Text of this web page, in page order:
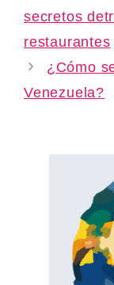
secretos
restaurantes
¿Cómo
Venezuela?